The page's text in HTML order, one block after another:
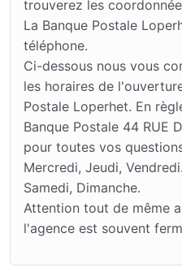
trouverez les
La Banque Postale
téléphone.
Ci-dessous nous vous
les horaires de
Postale Loperhet. En
Banque Postale 44 RUE
pour toutes vos
Mercredi, Jeudi,
Samedi, Dimanche.
Attention tout de même
l'agence est souvent